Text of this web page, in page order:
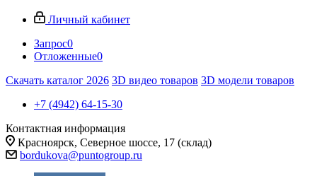
Личный кабинет
Запрос0
Отложенные0
Скачать каталог 2026 3D видео товаров 3D модели товаров
+7 (4942) 64-15-30
Контактная информация
Красноярск, ​Северное шоссе, 17 (склад)
bordukova@puntogroup.ru